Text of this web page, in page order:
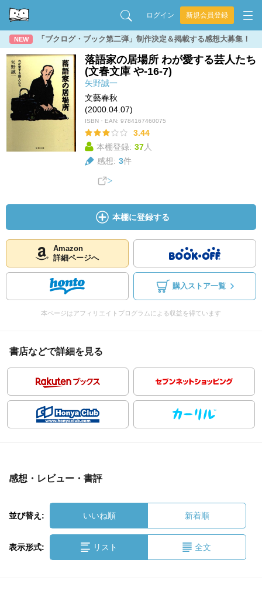
ログイン 新規会員登録
NEW 「ブクログ・ブック第二弾」制作決定＆掲載する感想大募集！
落語家の居場所 わが愛する芸人たち
(文春文庫 や-16-7)
矢野誠一
文藝春秋
(2000.04.07)
ISBN・EAN: 9784167460075
3.44
本棚登録: 37人
感想: 3件
本棚に登録する
Amazon
詳細ページへ
購入ストア一覧
本ページはアフィリエイトプログラムによる収益を得ています
書店などで詳細を見る
感想・レビュー・書評
並び替え: いいね順 新着順
表示形式: リスト 全文